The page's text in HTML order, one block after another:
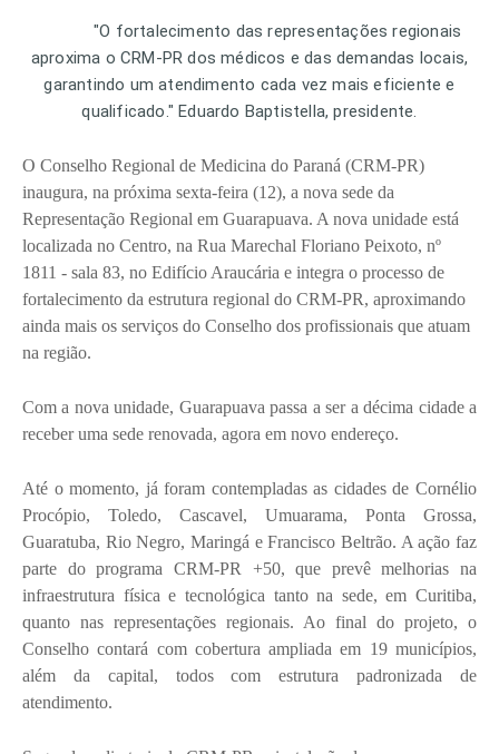
"O fortalecimento das representações regionais
aproxima o CRM-PR dos médicos e das demandas locais,
garantindo um atendimento cada vez mais eficiente e
qualificado." Eduardo Baptistella, presidente.
O Conselho Regional de Medicina do Paraná (CRM-PR)
inaugura, na próxima sexta-feira (12), a nova sede da
Representação Regional em Guarapuava. A nova unidade está
localizada no Centro, na Rua Marechal Floriano Peixoto, nº
1811 - sala 83, no Edifício Araucária e integra o processo de
fortalecimento da estrutura regional do CRM-PR, aproximando
ainda mais os serviços do Conselho dos profissionais que atuam
na região.
Com a nova unidade, Guarapuava passa a ser a décima cidade a
receber uma sede renovada, agora em novo endereço.
Até o momento, já foram contempladas as cidades de Cornélio
Procópio, Toledo, Cascavel, Umuarama, Ponta Grossa,
Guaratuba, Rio Negro, Maringá e Francisco Beltrão. A ação faz
parte do programa CRM-PR +50, que prevê melhorias na
infraestrutura física e tecnológica tanto na sede, em Curitiba,
quanto nas representações regionais. Ao final do projeto, o
Conselho contará com cobertura ampliada em 19 municípios,
além da capital, todos com estrutura padronizada de
atendimento.